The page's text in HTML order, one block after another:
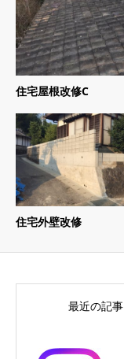
住宅屋根改修C
住宅外壁改修
最近の記事